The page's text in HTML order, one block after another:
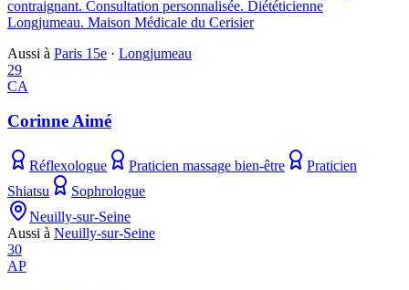
contraignant. Consultation personnalisée. Diététicienne
Longjumeau. Maison Médicale du Cerisier
Aussi à Paris 15e · Longjumeau
29
CA
Corinne Aimé
Réflexologue Praticien massage bien-être
Praticien
Shiatsu
Sophrologue
Neuilly-sur-Seine
Aussi à Neuilly-sur-Seine
30
AP